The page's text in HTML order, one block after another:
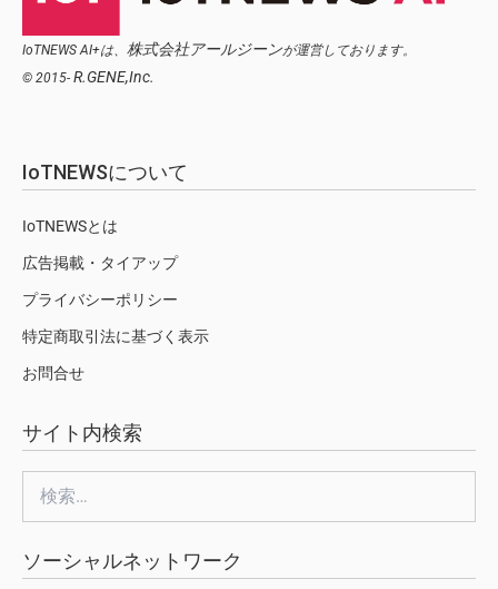
IoTNEWS AI+は、 株式会社アールジーンが運営しております。
© 2015- R.GENE,Inc.
IoTNEWSについて
IoTNEWSとは
広告掲載・タイアップ
プライバシーポリシー
特定商取引法に基づく表示
お問合せ
サイト内検索
索:
ソーシャルネットワーク